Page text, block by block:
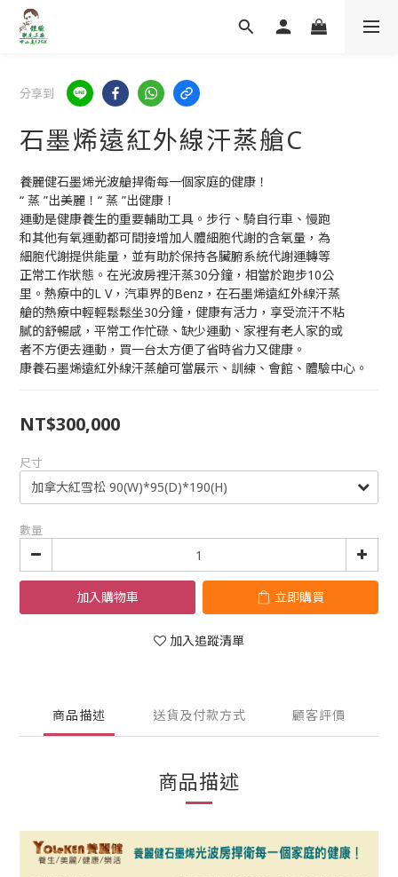
分享到
石墨烯遠紅外線汗蒸艙C
養麗健石墨烯光波艙捍衛每一個家庭的健康！
“ 蒸 ”出美麗！“ 蒸 ”出健康！
運動是健康養生的重要輔助工具。步行、騎自行車、慢跑
和其他有氧運動都可間接增加人體細胞代謝的含氧量，為
細胞代謝提供能量，並有助於保持各臟腑系統代謝運轉等
正常工作狀態。在光波房裡汗蒸30分鐘，相當於跑步10公
里。熱療中的L V，汽車界的Benz，在石墨烯遠紅外線汗蒸
艙的熱療中輕輕鬆鬆坐30分鐘，健康有活力，享受流汗不粘
膩的舒暢感，平常工作忙碌、缺少運動、家裡有老人家的或
者不方便去運動，買一台太方便了省時省力又健康。
康養石墨烯遠紅外線汗蒸艙可當展示、訓練、會館、體驗中心。
NT$300,000
尺寸
數量
加入購物車 立即購買
加入追蹤清單
商品描述 送貨及付款方式 顧客評價
商品描述